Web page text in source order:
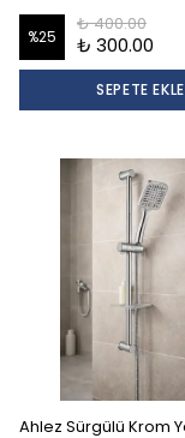
%25
₺ 400.00
₺ 300.00
SEPETE EKLE